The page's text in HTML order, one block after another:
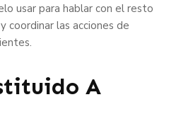
usar para hablar con el resto
coordinar las acciones de
A